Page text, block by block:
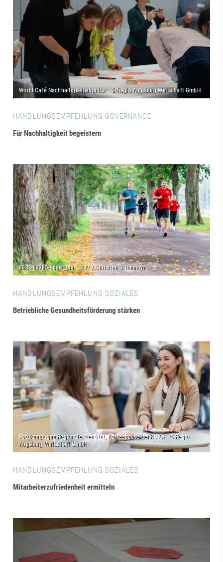
HANDLUNGSEMPFEHLUNG GOVERNANCE
Für Nachhaltigkeit begeistern
HANDLUNGSEMPFEHLUNG SOZIALES
Betriebliche Gesundheitsförderung stärken
HANDLUNGSEMPFEHLUNG SOZIALES
Mitarbeiterzufriedenheit ermitteln